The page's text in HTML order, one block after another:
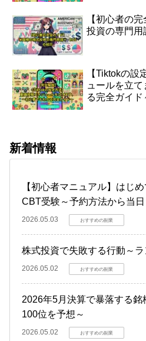
【初心者の
投資の専門
【Tiktokの設
ュールを立
る完全ガイド
新着情報
【初心者マニュアル】はじ
CBT受験～予約方法から当
2026.05.03 おすすめの副業
株式投資で失敗する行動～
2026.05.02 おすすめの副業
2026年5月決算で暴落する銘
100位を予想～
2026.05.02 おすすめの副業